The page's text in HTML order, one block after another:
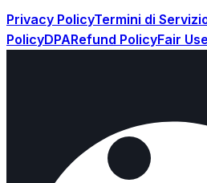
Privacy PolicyTermini di
PolicyDPARefund PolicyFair